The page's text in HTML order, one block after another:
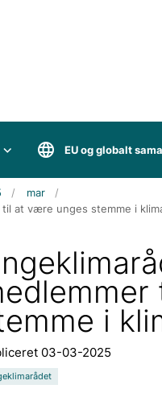
EU og globalt
mar
at være unges stemme i
i
03-03-2025